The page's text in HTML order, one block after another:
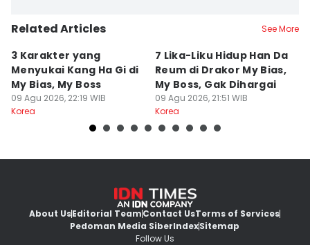
Related Articles See More
3 Karakter yang
Menyukai Kang Ha Gi di
My Bias, My Boss
09 Agu 2026, 22:19 WIB
Korea
7 Lika-Liku Hidup Han Da
Reum di Drakor My Bias,
My Boss, Gak Dihargai
09 Agu 2026, 21:51 WIB
Korea
About UsEditorial TeamContact UsTerms of Services
Pedoman Media SiberIndexSitemap
Follow Us